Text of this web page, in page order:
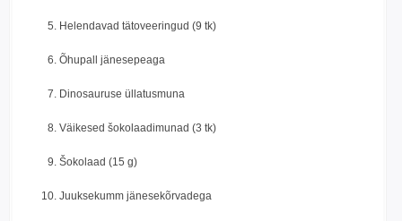
Helendavad tätoveeringud (9 tk)
Õhupall jänesepeaga
Dinosauruse üllatusmuna
Väikesed šokolaadimunad (3 tk)
Šokolaad (15 g)
Juuksekumm jänesekõrvadega